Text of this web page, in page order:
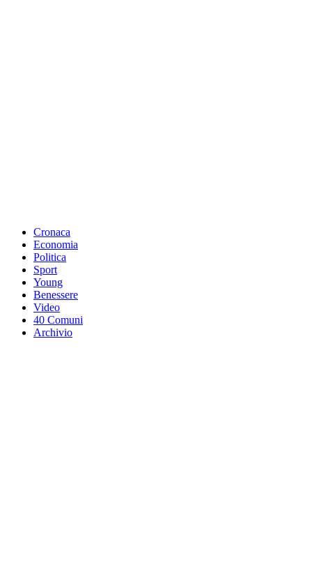
Cronaca
Economia
Politica
Sport
Young
Benessere
Video
40 Comuni
Archivio